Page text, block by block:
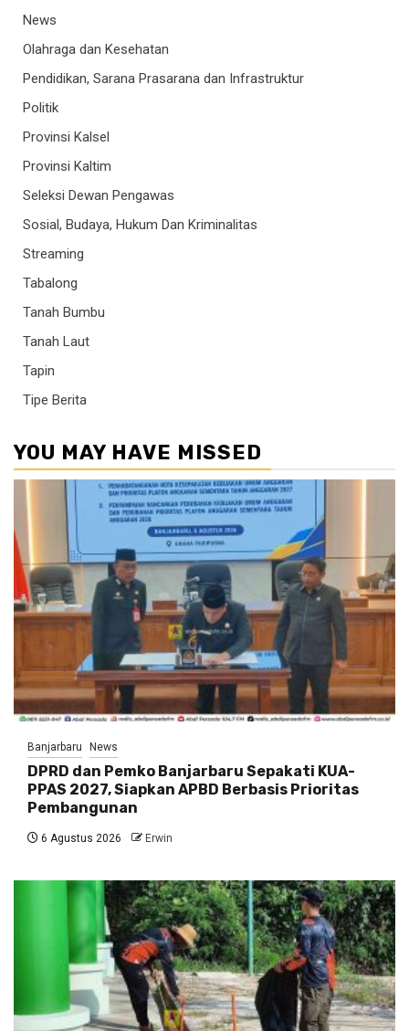
News
Olahraga dan Kesehatan
Pendidikan, Sarana Prasarana dan Infrastruktur
Politik
Provinsi Kalsel
Provinsi Kaltim
Seleksi Dewan Pengawas
Sosial, Budaya, Hukum Dan Kriminalitas
Streaming
Tabalong
Tanah Bumbu
Tanah Laut
Tapin
Tipe Berita
YOU MAY HAVE MISSED
Banjarbaru News
DPRD dan Pemko Banjarbaru Sepakati KUA-
PPAS 2027, Siapkan APBD Berbasis Prioritas
Pembangunan
6 Agustus 2026 Erwin